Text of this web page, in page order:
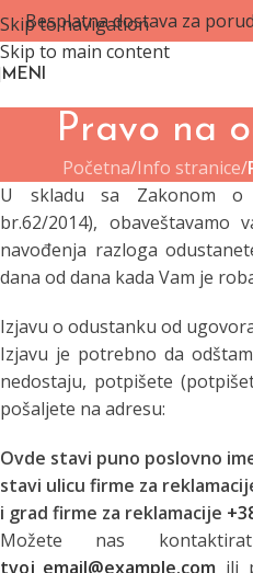
Skip to navigation
Skip to main content
Besplatna dostava za
MENI
Pravo na
Početna/Info stranice/
Übersichten zu
Alcune review italiane
Ci sono testi che partono
In einigen technischen
In certi articoli il confronto fra
U skladu sa Zakonom o
br.62/2014),
navođenja razloga
dana od dana kada Vam je
Izjavu o odustanku od
Izjavu je potrebno da
nedostaju, potpišete
pošaljete na adresu:
Ovde stavi puno poslovno
stavi ulicu firme za
i grad firme za reklamacije
Možete nas
tvoj_email@example.com ili